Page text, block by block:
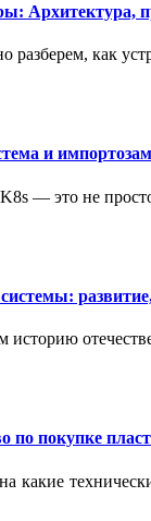
Архитектура,
разберем, как
и
— это не
историю
по покупке
какие